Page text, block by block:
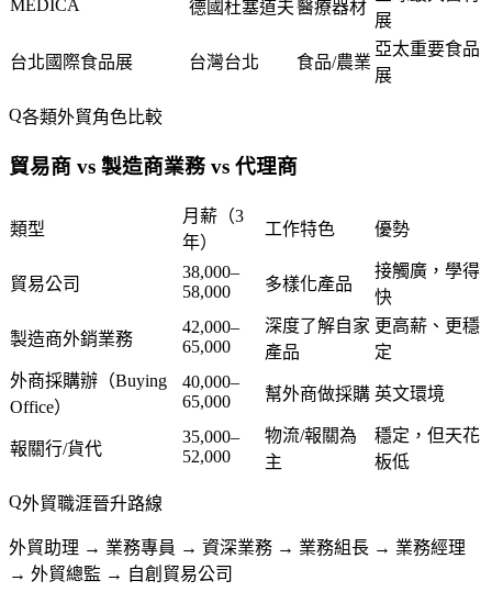
MEDICA 德國杜塞道夫醫療器材
展
台北國際食品展 台灣台北 食品/農業
亞太重要食品
展
各類外貿角色比較
貿易商 vs 製造商業務 vs 代理商
類型
月薪（3
年）
工作特色 優勢
貿易公司
38,000–
58,000
多樣化產品
接觸廣，學得
快
製造商外銷業務
42,000–
65,000
深度了解自家
產品
更高薪、更穩
定
外商採購辦（Buying
Office）
40,000–
65,000
幫外商做採購 英文環境
報關行/貨代
35,000–
52,000
物流/報關為
主
穩定，但天花
板低
外貿職涯晉升路線
外貿助理 → 業務專員 → 資深業務 → 業務組長 → 業務經理
→ 外貿總監 → 自創貿易公司